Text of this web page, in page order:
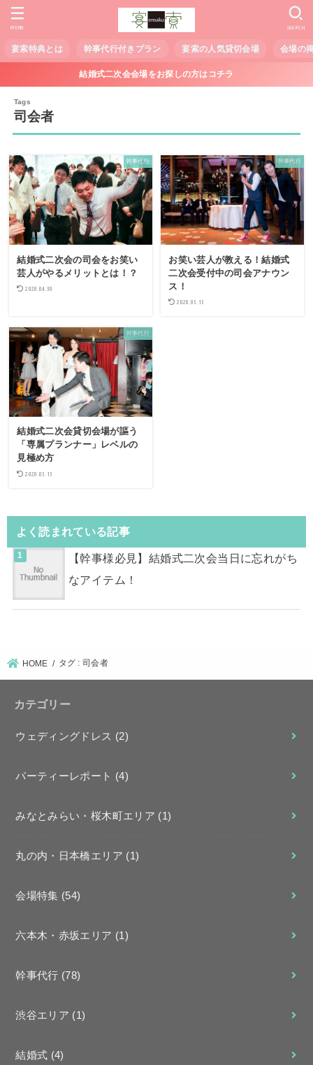
宴索特典とは 幹事代行付きプラン 宴索の人気貸切会場 会場の
SEARCH
MENU
結婚式二次会会場をお探しの方はコチラ
司会者
幹事代行
結婚式二次会の司会をお笑い
芸人がやるメリットとは！？
2020.04.30
幹事代行
お笑い芸人が教える！結婚式
二次会受付中の司会アナウン
ス！
2020.05.15
幹事代行
結婚式二次会貸切会場が謳う
「専属プランナー」レベルの
見極め方
2020.05.15
よく読まれている記事
【幹事様必見】結婚式二次会当日に忘れがち
なアイテム！
HOME タグ : 司会者
カテゴリー
ウェディングドレス (2)
パーティーレポート (4)
みなとみらい・桜木町エリア (1)
丸の内・日本橋エリア (1)
会場特集 (54)
六本木・赤坂エリア (1)
幹事代行 (78)
渋谷エリア (1)
結婚式 (4)